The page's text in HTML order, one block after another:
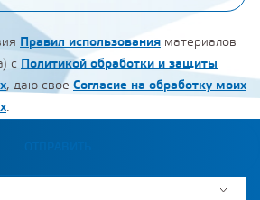
Правил использования материалов
с Политикой обработки и защиты
, даю свое Согласие на обработку моих
.